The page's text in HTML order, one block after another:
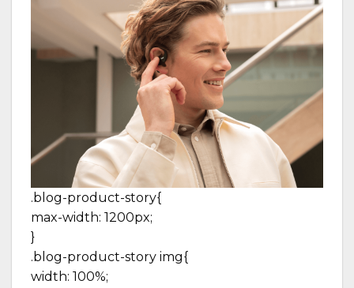
.blog-product-story{
max-width: 1200px;
}
.blog-product-story img{
width: 100%;